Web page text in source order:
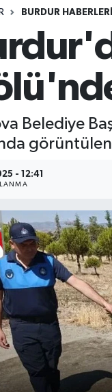
BURDUR HABERLERİ
Belediye
- 12:41